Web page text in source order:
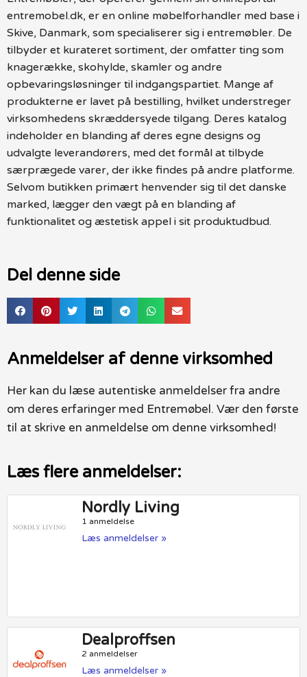
entremobel.dk, er en online møbelforhandler med base i
Skive, Danmark, som specialiserer sig i entremøbler. De
tilbyder et kurateret sortiment, der omfatter ting som
knagerække, skohylde, skamler og andre
opbevaringsløsninger til indgangspartiet. Mange af
produkterne er lavet på bestilling, hvilket understreger
virksomhedens skræddersyede tilgang. Deres katalog
indeholder en blanding af deres egne designs og
udvalgte leverandørers, med det formål at tilbyde
særprægede varer, der ikke findes på andre platforme.
Selvom butikken primært henvender sig til det danske
marked, lægger den vægt på en blanding af
funktionalitet og æstetisk appel i sit produktudbud.
Del denne side
Anmeldelser af denne virksomhed
Her kan du læse autentiske anmeldelser fra andre
om deres erfaringer med Entremøbel. Vær den første
til at skrive en anmeldelse om denne virksomhed!
Læs flere anmeldelser:
Nordly Living
1 anmeldelse
Læs anmeldelser »
Dealproffsen
2 anmeldelser
Læs anmeldelser »